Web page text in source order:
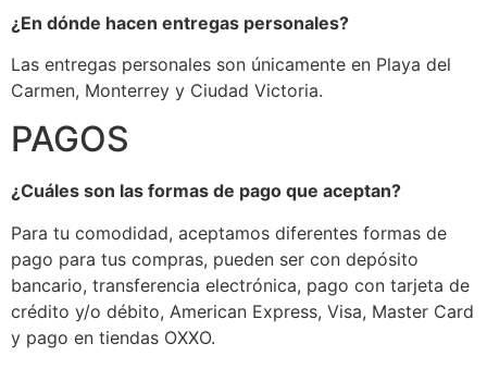
¿En dónde hacen entregas personales?
Las entregas personales son únicamente en Playa del
Carmen, Monterrey y Ciudad Victoria.
PAGOS
¿Cuáles son las formas de pago que aceptan?
Para tu comodidad, aceptamos diferentes formas de
pago para tus compras, pueden ser con depósito
bancario, transferencia electrónica, pago con tarjeta de
crédito y/o débito, American Express, Visa, Master Card
y pago en tiendas OXXO.